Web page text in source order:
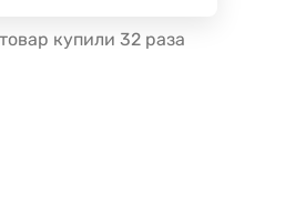
купили 32 раза